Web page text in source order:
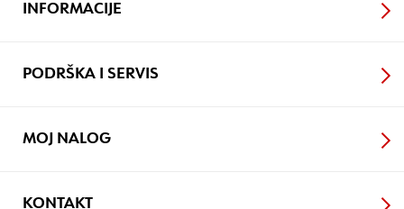
INFORMACIJE
PODRŠKA I SERVIS
MOJ NALOG
KONTAKT